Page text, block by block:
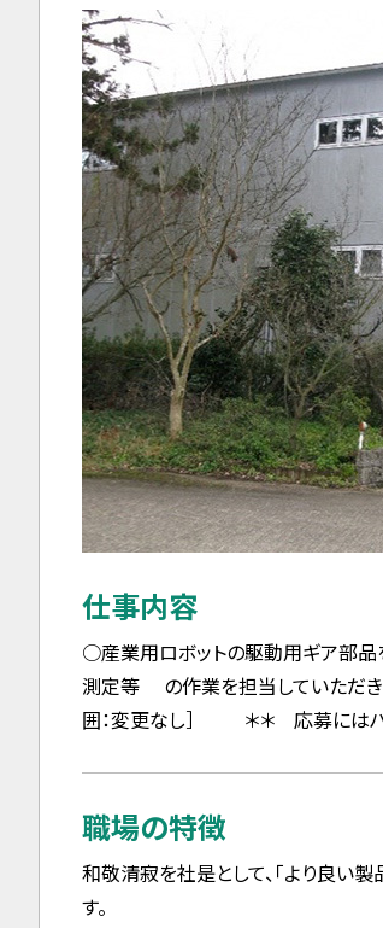
仕事内容
○産業用ロボットの駆動用ギア部品
測定等 の作業を担当していただき
囲：変更なし］ ＊＊ 応募には
職場の特徴
和敬清寂を社是として、「より良い
す。